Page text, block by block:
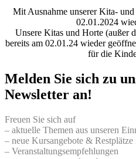
Mit Ausnahme unserer Kita-
02.01.2024
Unsere Kitas und Horte (außer
bereits am 02.01.24 wieder
für die
Melden Sie sich zu
Newsletter an!
Freuen Sie sich auf
– aktuelle Themen aus unseren
– neue Kursangebote &
– Veranstaltungsempfehlungen